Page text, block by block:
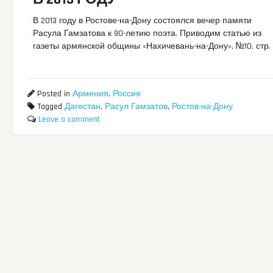
В 2013 году в Ростове-на-Дону состоялся вечер памяти
Расула Гамзатова к 90-летию поэта. Приводим статью из
газеты армянской общины «Нахичевань-на-Дону», №10, стр.
Posted in Армения, Россия
Tagged Дагестан, Расул Гамзатов, Ростов-на-Дону
Leave a comment